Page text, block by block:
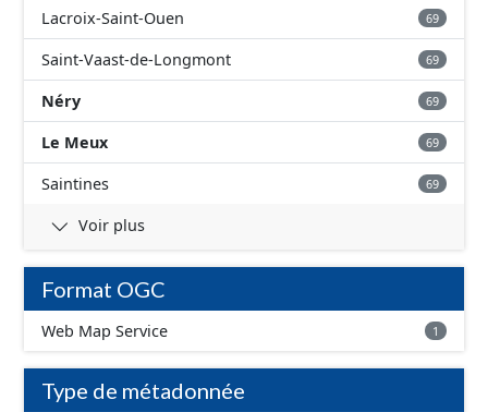
Lacroix-Saint-Ouen 69
Saint-Vaast-de-Longmont 69
Néry 69
Le Meux 69
Saintines 69
Voir plus
Format OGC
Web Map Service 1
Type de métadonnée